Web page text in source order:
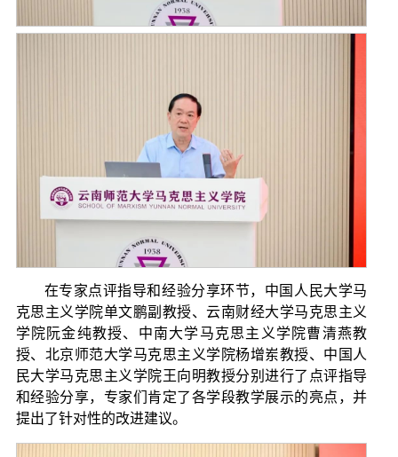
在专家点评指导和经验分享环节，中国人民大学马
克思主义学院单文鹏副教授、云南财经大学马克思主义
学院阮金纯教授、中南大学马克思主义学院曹清燕教
授、北京师范大学马克思主义学院杨增岽教授、中国人
民大学马克思主义学院王向明教授分别进行了点评指导
和经验分享，专家们肯定了各学段教学展示的亮点，并
提出了针对性的改进建议。